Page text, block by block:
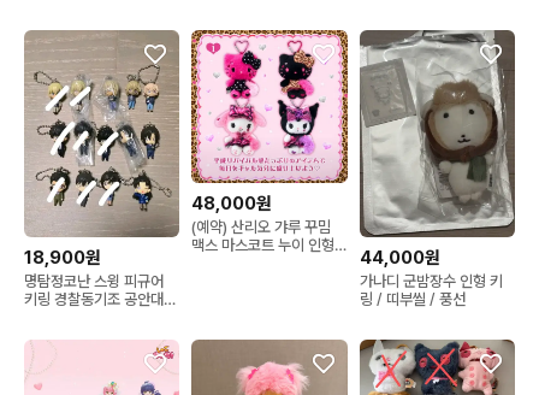
18,900원
명탐정코난 스윙 피규어
키링 경찰동기조 공안대
카자미
48,000원
(예약) 산리오 갸루 꾸밈
맥스 마스코트 누이 인형
44,000원
가나디 군밤장수 인형 키
링 / 띠부씰 / 풍선